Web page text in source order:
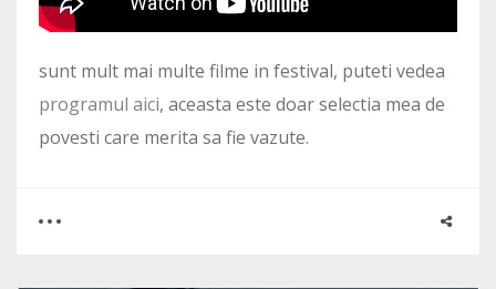
sunt mult mai multe filme in festival, puteti vedea
programul aici, aceasta este doar selectia mea de
povesti care merita sa fie vazute.